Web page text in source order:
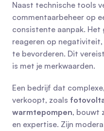
Naast technische tools
commentaarbeheer op
consistente aanpak. Het
reageren op
te bevorderen. Dit
is met je merkwaarden.
Een bedrijf dat
verkoopt, zoals
warmtepompen, bouwt
en expertise. Zijn